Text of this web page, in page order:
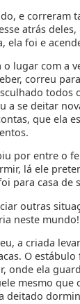
e correram
atrás
ela foi e
lugar com a
correu
todos
a se deitar
que ela
por entre o
lá ele
para casa de
outras
neste mundo!
a criada
O
onde ela
mesmo que
deitado